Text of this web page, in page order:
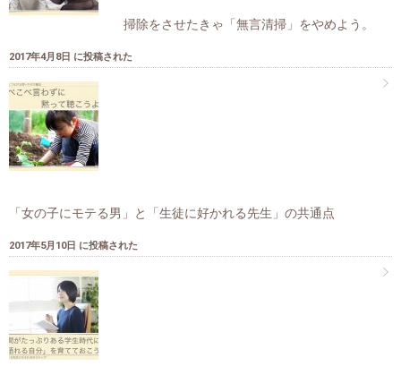
掃除をさせたきゃ「無言清掃」をやめよう。
2017年4月8日 に投稿された
「女の子にモテる男」と「生徒に好かれる先生」の共通点
2017年5月10日 に投稿された